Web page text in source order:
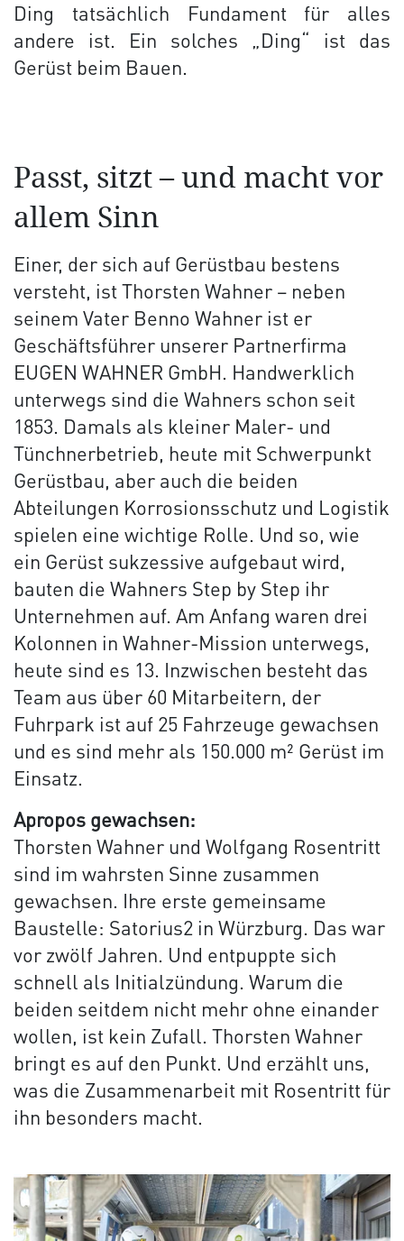
Ding tatsächlich Fundament für alles
andere ist. Ein solches „Ding“ ist das
Gerüst beim Bauen.
Passt, sitzt – und macht vor
allem Sinn
Einer, der sich auf Gerüstbau bestens
versteht, ist Thorsten Wahner – neben
seinem Vater Benno Wahner ist er
Geschäftsführer unserer Partnerfirma
EUGEN WAHNER GmbH. Handwerklich
unterwegs sind die Wahners schon seit
1853. Damals als kleiner Maler- und
Tünchnerbetrieb, heute mit Schwerpunkt
Gerüstbau, aber auch die beiden
Abteilungen Korrosionsschutz und Logistik
spielen eine wichtige Rolle. Und so, wie
ein Gerüst sukzessive aufgebaut wird,
bauten die Wahners Step by Step ihr
Unternehmen auf. Am Anfang waren drei
Kolonnen in Wahner-Mission unterwegs,
heute sind es 13. Inzwischen besteht das
Team aus über 60 Mitarbeitern, der
Fuhrpark ist auf 25 Fahrzeuge gewachsen
und es sind mehr als 150.000 m² Gerüst im
Einsatz.
Apropos gewachsen:
Thorsten Wahner und Wolfgang Rosentritt
sind im wahrsten Sinne zusammen
gewachsen. Ihre erste gemeinsame
Baustelle: Satorius2 in Würzburg. Das war
vor zwölf Jahren. Und entpuppte sich
schnell als Initialzündung. Warum die
beiden seitdem nicht mehr ohne einander
wollen, ist kein Zufall. Thorsten Wahner
bringt es auf den Punkt. Und erzählt uns,
was die Zusammenarbeit mit Rosentritt für
ihn besonders macht.